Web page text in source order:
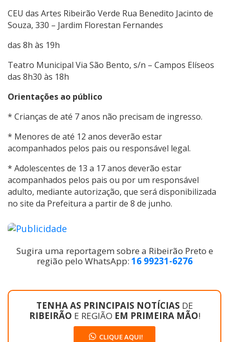
CEU das Artes Ribeirão Verde Rua Benedito Jacinto de
Souza, 330 – Jardim Florestan Fernandes
das 8h às 19h
Teatro Municipal Via São Bento, s/n – Campos Elíseos
das 8h30 às 18h
Orientações ao público
* Crianças de até 7 anos não precisam de ingresso.
* Menores de até 12 anos deverão estar
acompanhados pelos pais ou responsável legal.
* Adolescentes de 13 a 17 anos deverão estar
acompanhados pelos pais ou por um responsável
adulto, mediante autorização, que será disponibilizada
no site da Prefeitura a partir de 8 de junho.
Sugira uma reportagem sobre a Ribeirão Preto e
região pelo WhatsApp: 16 99231-6276
TENHA AS PRINCIPAIS NOTÍCIAS DE
RIBEIRÃO E REGIÃO EM PRIMEIRA MÃO!
CLIQUE AQUI!